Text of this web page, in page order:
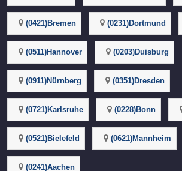
(0421)Bremen (0231)Dortmund
(0511)Hannover (0203)Duisburg
(0911)Nürnberg (0351)Dresden
(0721)Karlsruhe (0228)Bonn
(0521)Bielefeld (0621)Mannheim
(0241)Aachen